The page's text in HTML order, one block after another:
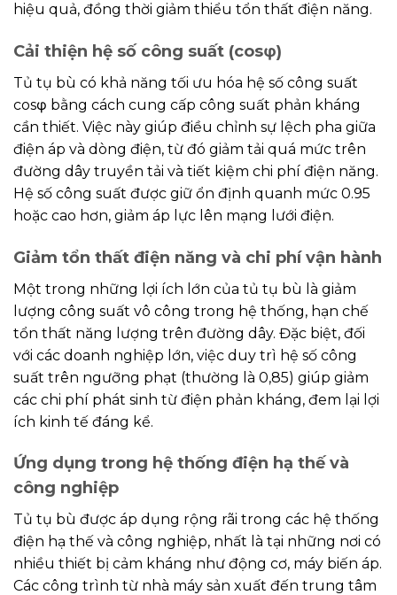
hiệu quả, đồng thời giảm thiểu tổn thất điện năng.
Cải thiện hệ số công suất (cosφ)
Tủ tụ bù có khả năng tối ưu hóa hệ số công suất
cosφ bằng cách cung cấp công suất phản kháng
cần thiết. Việc này giúp điều chỉnh sự lệch pha giữa
điện áp và dòng điện, từ đó giảm tải quá mức trên
đường dây truyền tải và tiết kiệm chi phí điện năng.
Hệ số công suất được giữ ổn định quanh mức 0.95
hoặc cao hơn, giảm áp lực lên mạng lưới điện.
Giảm tổn thất điện năng và chi phí vận hành
Một trong những lợi ích lớn của tủ tụ bù là giảm
lượng công suất vô công trong hệ thống, hạn chế
tổn thất năng lượng trên đường dây. Đặc biệt, đối
với các doanh nghiệp lớn, việc duy trì hệ số công
suất trên ngưỡng phạt (thường là 0,85) giúp giảm
các chi phí phát sinh từ điện phản kháng, đem lại lợi
ích kinh tế đáng kể.
Ứng dụng trong hệ thống điện hạ thế và
công nghiệp
Tủ tụ bù được áp dụng rộng rãi trong các hệ thống
điện hạ thế và công nghiệp, nhất là tại những nơi có
nhiều thiết bị cảm kháng như động cơ, máy biến áp.
Các công trình từ nhà máy sản xuất đến trung tâm